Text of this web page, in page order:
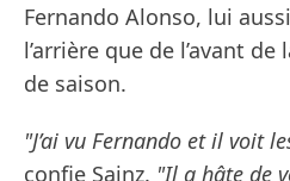
Fernando Alonso, lui
l’arrière que de l’avant
de saison.
"J’ai vu Fernando et il voit
confie Sainz. "Il a hâte de